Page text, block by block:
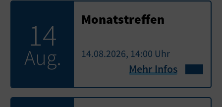
14
Aug.
Monatstreffen
14.08.2026, 14:00 Uhr
Mehr Infos